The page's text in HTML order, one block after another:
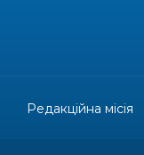
Редакційна місія